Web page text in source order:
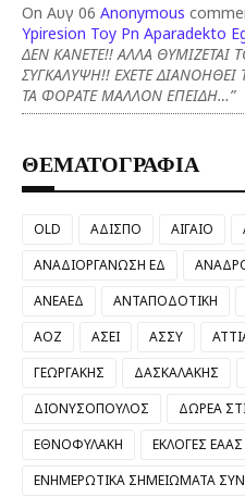
On Αυγ 06 Anonymous
Ypiresion Toy Pn Aparadekto
ΔΕΝ ΚΑΝΕΤΕ!! ΑΛΛΑ
ΣΥΓΚΑΛΥΨΗ!! ΕΧΕΤΕ ΔΙΑΝΟΗΘΕΙ
ΤΑ ΦΟΡΑΤΕ ΜΑΛΛΟΝ ΕΠΕΙΔΗ…”
ΘΕΜΑΤΟΓΡΑΦΙΑ
OLD ΑΔΙΣΠΟ ΑΙΓΑΙΟ
ΑΝΑΔΙΟΡΓΑΝΩΣΗ ΕΔ
ΑΝΕΑΕΔ
ΑΝΤΑΠΟΔΟΤΙΚΗ
ΑΟΖ
ΑΣΕΙ ΑΣΣΥ
ΓΕΩΡΓΑΚΗΣ
ΔΑΣΚΑΛΑΚΗΣ
ΔΙΟΝΥΣΟΠΟΥΛΟΣ
ΔΩΡΕΑ
ΕΘΝΟΦΥΛΑΚΗ
ΕΚΛΟΓΕΣ ΕΑΑΣ
ΕΝΗΜΕΡΩΤΙΚΑ ΣΗΜΕΙΩΜΑΤΑ